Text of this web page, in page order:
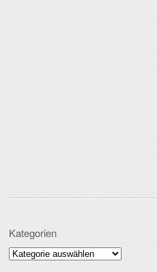
Kategorien
Kategorien